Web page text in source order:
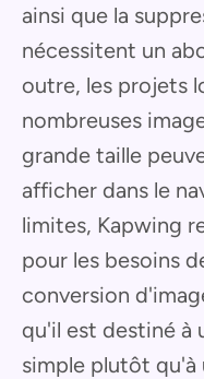
ainsi que la
nécessitent un
outre, les projets
nombreuses
grande taille
afficher dans le
limites, Kapwing
pour les besoins
conversion
qu'il est destiné à
simple plutôt qu'à